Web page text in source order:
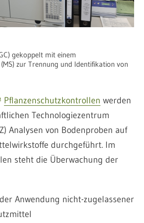
gekoppelt mit einem
zur Trennung und Identifikation von
Pflanzenschutzkontrollen werden
Technologiezentrum
Analysen von Bodenproben auf
durchgeführt. Im
steht die Überwachung der
Anwendung nicht-zugelassener